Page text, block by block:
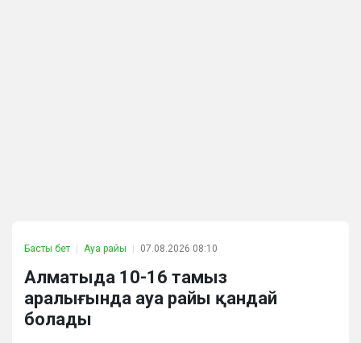
Басты бет Ауа райы 07.08.2026 08:10
Алматыда 10-16 тамыз
аралығында ауа райы қандай
болады